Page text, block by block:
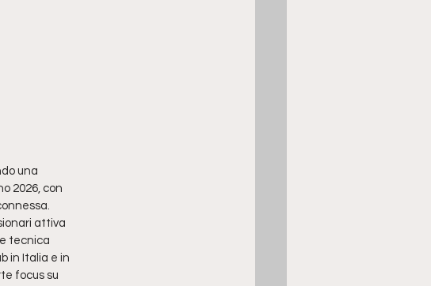
una
2026, con
attiva
tecnica
in Italia e in
focus su